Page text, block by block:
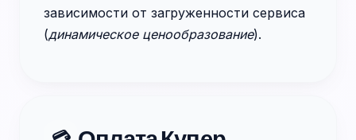
зависимости от загруженности сервиса
(динамическое ценообразование).